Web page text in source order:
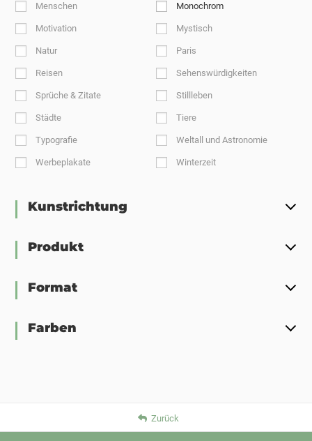
Menschen Monochrom
Motivation Mystisch
Natur Paris
Reisen Sehenswürdigkeiten
Sprüche & Zitate Stillleben
Städte Tiere
Typografie Weltall und Astronomie
Werbeplakate Winterzeit
Kunstrichtung
Produkt
Format
Farben
Zurück